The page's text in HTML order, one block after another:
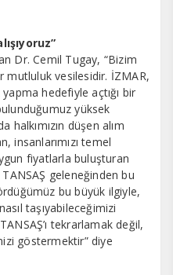
Dr. Cemil Tugay, “Bizim
mutluluk vesilesidir. İZMAR,
hedefiyle açtığı bir
yüksek
halkımızın düşen alım
insanlarımızı temel
fiyatlarla buluşturan
geleneğinden bu
bu büyük ilgiyle,
taşıyabileceğimizi
tekrarlamak değil,
göstermektir” diye